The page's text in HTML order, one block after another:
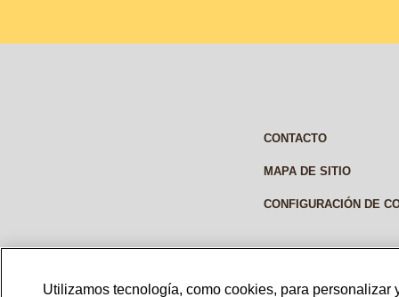
CONTACTO
MAPA DE SITIO
CONFIGURACIÓN DE
Utilizamos tecnología, como cookies, para personalizar